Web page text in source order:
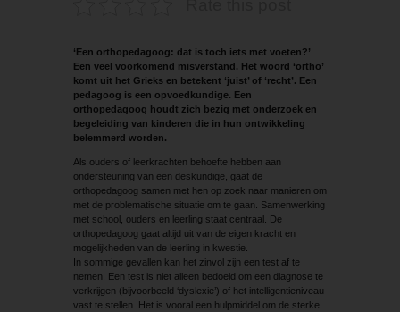
‘Een orthopedagoog: dat is toch iets met voeten?’
Een veel voorkomend misverstand. Het woord ‘ortho’
komt uit het Grieks en betekent ‘juist’ of ‘recht’. Een
pedagoog is een opvoedkundige. Een
orthopedagoog houdt zich bezig met onderzoek en
begeleiding van kinderen die in hun ontwikkeling
belemmerd worden.
Als ouders of leerkrachten behoefte hebben aan
ondersteuning van een deskundige, gaat de
orthopedagoog samen met hen op zoek naar manieren om
met de problematische situatie om te gaan. Samenwerking
met school, ouders en leerling staat centraal. De
orthopedagoog gaat altijd uit van de eigen kracht en
mogelijkheden van de leerling in kwestie.
In sommige gevallen kan het zinvol zijn een test af te
nemen. Een test is niet alleen bedoeld om een diagnose te
verkrijgen (bijvoorbeeld ‘dyslexie’) of het intelligentieniveau
vast te stellen. Het is vooral een hulpmiddel om de sterke